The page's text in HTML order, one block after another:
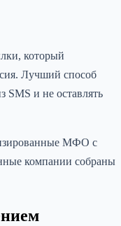
который
Лучший способ
и не оставлять
МФО с
компании собраны